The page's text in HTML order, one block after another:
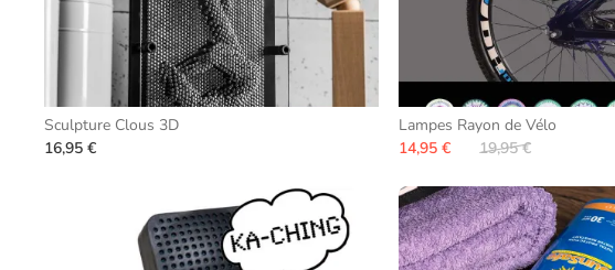
Sculpture Clous 3D
16,95 €
Lampes Rayon de Vélo
14,95 €
19,95 €